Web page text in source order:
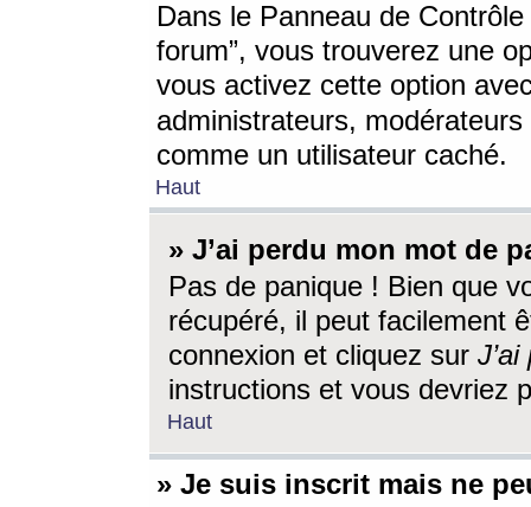
Dans le Panneau de
forum”, vous trouverez une
vous activez cette option
administrateurs,
comme un utilisateur caché.
Haut
» J’ai perdu mon mot de
Pas de panique ! Bien que
récupéré, il peut facilement
connexion et cliquez sur
instructions et vous devriez
Haut
» Je suis inscrit mais ne